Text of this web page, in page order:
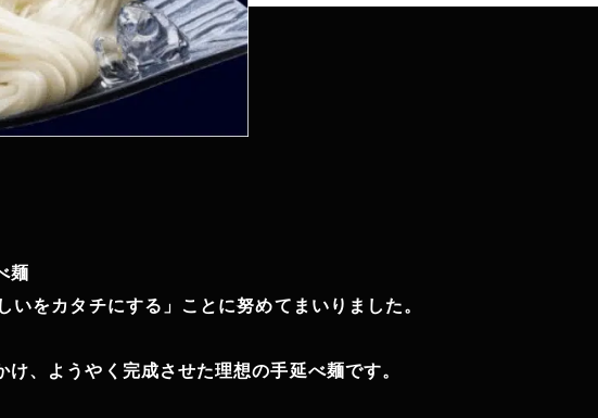
麺
をカタチにする」ことに努めてまいりました。
、ようやく完成させた理想の手延べ麺です。